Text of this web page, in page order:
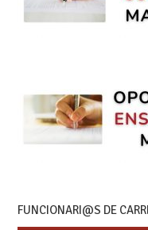
FUNCIONARI@S DE